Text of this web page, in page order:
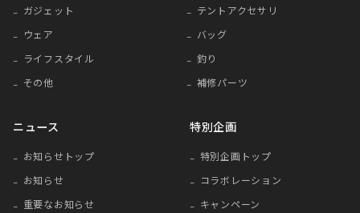
ガジェット
テントアクセサリ
ウェア
バッグ
ライフスタイル
釣り
その他
補修パーツ
ニュース
お知らせトップ
お知らせ
重要なお知らせ
特別企画
特別企画トップ
コラボレーション
キャンペーン